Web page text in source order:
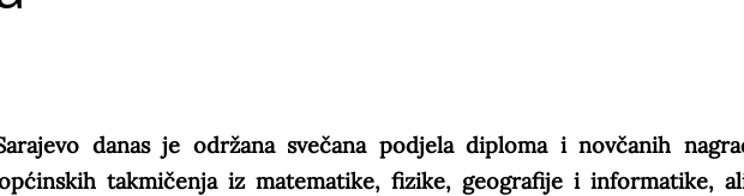
danas je održana svečana podjela diploma i novčanih
takmičenja iz matematike, fizike, geografije i informatike,